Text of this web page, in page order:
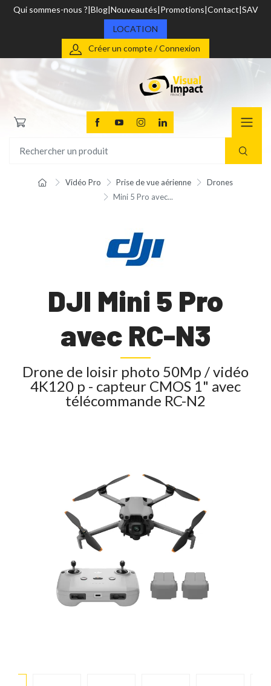
Qui sommes-nous ? Blog Nouveautés Promotions Contact SAV
LOCATION
Créer un compte / Connexion
Vidéo Pro Prise de vue aérienne
Drones
Mini 5 Pro avec...
DJI Mini 5 Pro
avec RC-N3
Drone de loisir photo 50Mp / vidéo
4K120 p - capteur CMOS 1" avec
télécommande RC-N2